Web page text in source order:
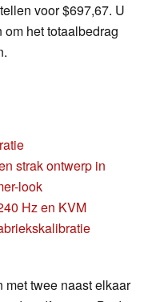
voor $697,67. U
om het totaalbedrag
strak ontwerp in
look
Hz en KVM
twee naast elkaar